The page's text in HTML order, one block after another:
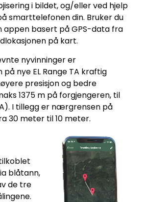
i bildet, og/eller ved hjelp
smarttelefonen din. Bruker du
basert på GPS-data fra
på kart.
nyvinninger er
nye EL Range TA kraftig
presisjon og bedre
1375 m på forgjengeren, til
I tillegg er nærgrensen på
30 meter til 10 meter.
blåtann,
de tre